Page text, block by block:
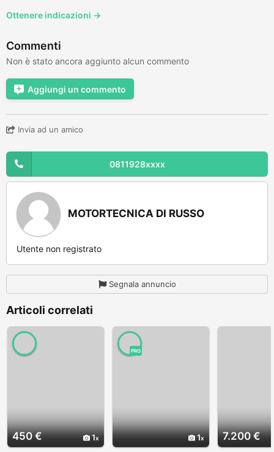
Ottenere indicazioni →
Commenti
Non è stato ancora aggiunto alcun commento
Aggiungi un commento
Invia ad un amico
0811928xxxx
MOTORTECNICA DI RUSSO
Utente non registrato
Segnala annuncio
Articoli correlati
450 € 1 1
PRO
7.200 €